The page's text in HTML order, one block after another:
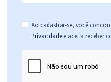
Ao cadastrar-se, você
Privacidade e aceita receber